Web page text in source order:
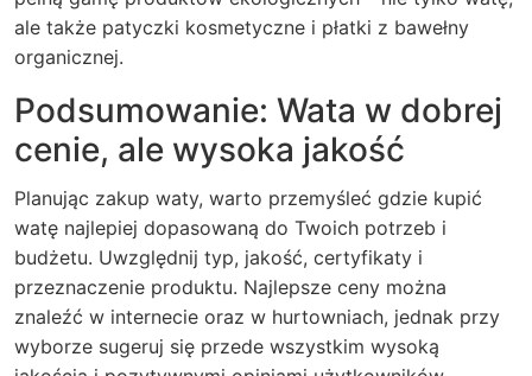
ale także patyczki kosmetyczne i płatki z bawełny
organicznej.
Podsumowanie: Wata w dobrej
cenie, ale wysoka jakość
Planując zakup waty, warto przemyśleć gdzie kupić
watę najlepiej dopasowaną do Twoich potrzeb i
budżetu. Uwzględnij typ, jakość, certyfikaty i
przeznaczenie produktu. Najlepsze ceny można
znaleźć w internecie oraz w hurtowniach, jednak przy
wyborze sugeruj się przede wszystkim wysoką